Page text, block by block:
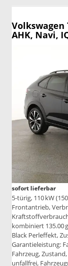
Volkswagen
AHK, Navi,
sofort lieferbar
5-türig, 110 kW
Frontantrieb,
kombiniert 135.00
Black Perleffekt,
Garantieleistung:
Fahrzeug,
unfallfrei,